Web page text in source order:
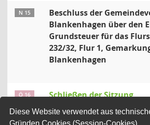
Diese Website verwendet aus
Gründen Cookies (Session-Cookies).
N 15
Beschluss der
Blankenhagen über den
Grundsteuer für das
232/32, Flur 1,
Blankenhagen
Ö 16 Schließen der Sitzung